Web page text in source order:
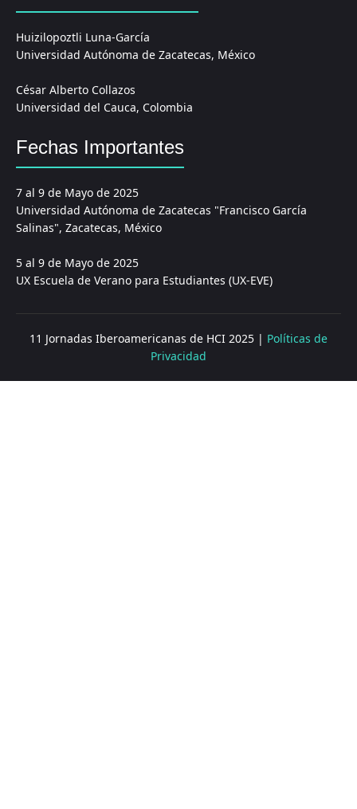
Huizilopoztli Luna-García
Universidad Autónoma de Zacatecas, México
César Alberto Collazos
Universidad del Cauca, Colombia
Fechas Importantes
7 al 9 de Mayo de 2025
Universidad Autónoma de Zacatecas "Francisco García
Salinas", Zacatecas, México
5 al 9 de Mayo de 2025
UX Escuela de Verano para Estudiantes (UX-EVE)
11 Jornadas Iberoamericanas de HCI 2025 | Políticas de
Privacidad